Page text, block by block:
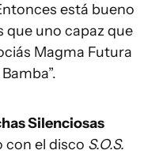
está bueno
que uno capaz que
Magma Futura
Silenciosas
con el disco S.O.S.